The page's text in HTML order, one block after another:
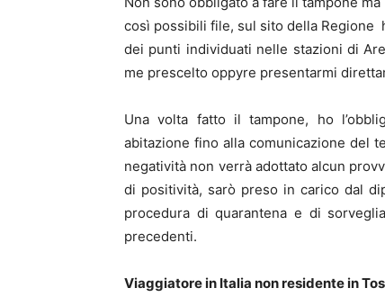
così possibili file, sul sito della Regione
dei punti individuati nelle stazioni di
me prescelto oppyre presentarmi
Una volta fatto il tampone, ho
abitazione fino alla comunicazione del
negatività non verrà adottato alcun
di positività, sarò preso in carico dal
procedura di quarantena e di
precedenti.
Viaggiatore in Italia non residente in